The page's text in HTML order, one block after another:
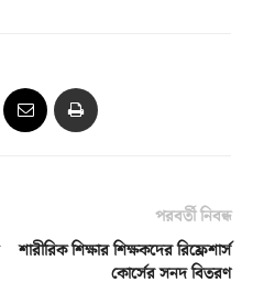
পরবর্তী নিবন্ধ
শারীরিক শিক্ষার শিক্ষকদের রিফ্রেশার্স
কোর্সের সনদ বিতরণ